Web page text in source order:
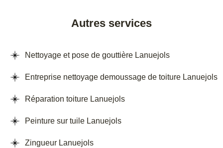
Autres services
Nettoyage et pose de gouttière Lanuejols
Entreprise nettoyage demoussage de toiture Lanuejols
Réparation toiture Lanuejols
Peinture sur tuile Lanuejols
Zingueur Lanuejols